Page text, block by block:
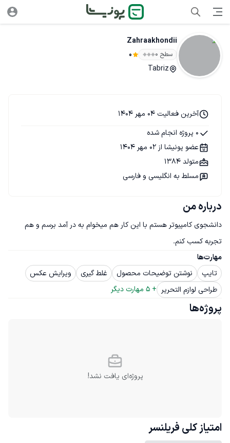
Zahraakhondii
سطح ۰ 0
Tabriz
درباره من
دانشجوی کامپیوتر هستم با این کار هم میخوام به در آمد برسم و هم
تجربه کسب کنم.
مهارت‌ها
تایپ
نوشتن توضیحات محصول غلط گیری
ویرایش عکس
طراحی لوازم التحریر +
5 مهارت دیگر
آخرین فعالیت 04 مهر 1404
0 پروژه انجام شده
عضو پونیشا از 02 مهر 1404
متولد 1384
مسلط به انگلیسی و فارسی
پروژه‌ها
پروژه‌ای یافت نشد!
امتیاز کلی فریلنسر